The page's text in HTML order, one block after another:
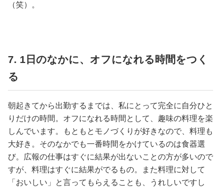
（笑）。
7. 1日のなかに、オフになれる時間をつく
る
朝起きてから出勤するまでは、私にとって完全に自分ひと
りだけの時間。オフになれる時間として、趣味の料理を楽
しんでいます。もともとモノづくりが好きなので、料理も
大好き。そのなかでも一番時間をかけているのは食器選
び。広報の仕事はすぐに結果が出ないことの方が多いので
すが、料理はすぐに結果がでるもの。また料理に対して
「おいしい」と言ってもらえることも、うれしいですし